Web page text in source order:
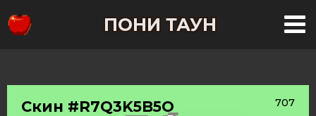
ПОНИ ТАУН
Скин #R7Q3K5B5O 707